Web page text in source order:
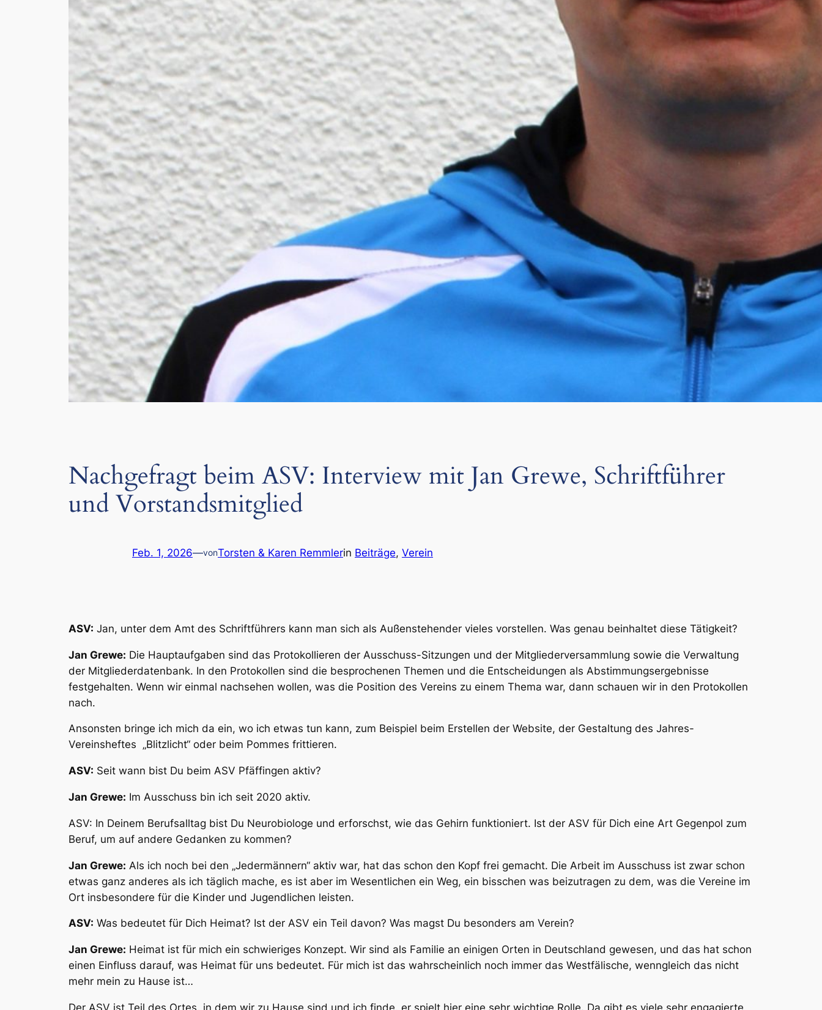
Nachgefragt beim ASV: Interview mit Jan Grewe, Schriftführer
und Vorstandsmitglied
Feb. 1, 2026—vonTorsten & Karen Remmlerin Beiträge, Verein
ASV: Jan, unter dem Amt des Schriftführers kann man sich als Außenstehender vieles vorstellen. Was genau beinhaltet diese Tätigkeit?
Jan Grewe: Die Hauptaufgaben sind das Protokollieren der Ausschuss-Sitzungen und der Mitgliederversammlung sowie die Verwaltung
der Mitgliederdatenbank. In den Protokollen sind die besprochenen Themen und die Entscheidungen als Abstimmungsergebnisse
festgehalten. Wenn wir einmal nachsehen wollen, was die Position des Vereins zu einem Thema war, dann schauen wir in den Protokollen
nach.
Ansonsten bringe ich mich da ein, wo ich etwas tun kann, zum Beispiel beim Erstellen der Website, der Gestaltung des Jahres-
Vereinsheftes „Blitzlicht“ oder beim Pommes frittieren.
ASV: Seit wann bist Du beim ASV Pfäffingen aktiv?
Jan Grewe: Im Ausschuss bin ich seit 2020 aktiv.
ASV: In Deinem Berufsalltag bist Du Neurobiologe und erforschst, wie das Gehirn funktioniert. Ist der ASV für Dich eine Art Gegenpol zum
Beruf, um auf andere Gedanken zu kommen?
Jan Grewe: Als ich noch bei den „Jedermännern“ aktiv war, hat das schon den Kopf frei gemacht. Die Arbeit im Ausschuss ist zwar schon
etwas ganz anderes als ich täglich mache, es ist aber im Wesentlichen ein Weg, ein bisschen was beizutragen zu dem, was die Vereine im
Ort insbesondere für die Kinder und Jugendlichen leisten.
ASV: Was bedeutet für Dich Heimat? Ist der ASV ein Teil davon? Was magst Du besonders am Verein?
Jan Grewe: Heimat ist für mich ein schwieriges Konzept. Wir sind als Familie an einigen Orten in Deutschland gewesen, und das hat schon
einen Einfluss darauf, was Heimat für uns bedeutet. Für mich ist das wahrscheinlich noch immer das Westfälische, wenngleich das nicht
mehr mein zu Hause ist…
Der ASV ist Teil des Ortes, in dem wir zu Hause sind und ich finde, er spielt hier eine sehr wichtige Rolle. Da gibt es viele sehr engagierte